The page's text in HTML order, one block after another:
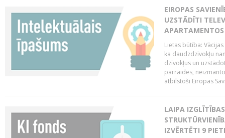
EIROPAS
UZSTĀDĪTI
Lietas būtība:
ka daudzdzīvokļu
dzīvokļus un
pārraides,
atbilstoši Eiropas
LAIPA
IZVĒRTĒTI 9